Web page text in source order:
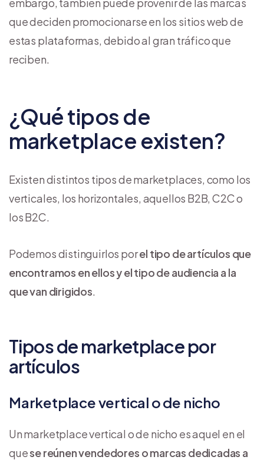
que deciden promocionarse en los sitios web de
estas plataformas, debido al gran tráfico que
reciben.
¿Qué tipos de
marketplace existen?
Existen distintos tipos de marketplaces, como los
verticales, los horizontales, aquellos B2B, C2C o
los B2C.
Podemos distinguirlos porel tipo de artículos que
encontramos en ellos y el tipo de audiencia a la
que van dirigidos.
Tipos de marketplace por
artículos
Marketplace vertical o de nicho
Un marketplace vertical o de nicho es aquel en el
quese reúnen vendedores o marcas dedicadas a